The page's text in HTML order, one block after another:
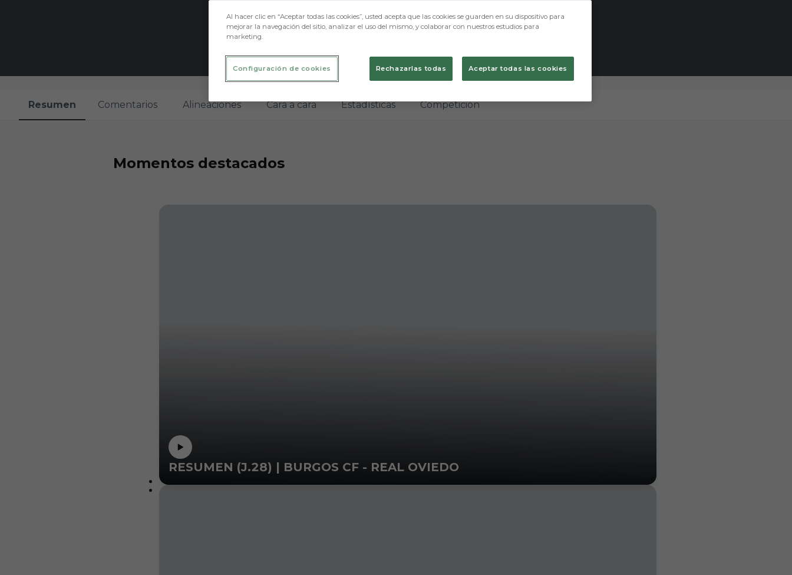
Resumen Comentarios Alineaciones Cara a cara Estadísticas Competición
Momentos destacados
RESUMEN (J.28) | BURGOS CF - REAL OVIEDO
Al hacer clic en “Aceptar todas las cookies”, usted acepta que las cookies se guarden en su dispositivo para
mejorar la navegación del sitio, analizar el uso del mismo, y colaborar con nuestros estudios para
marketing.
Rechazarlas todas Aceptar todas las cookies
Configuración de cookies